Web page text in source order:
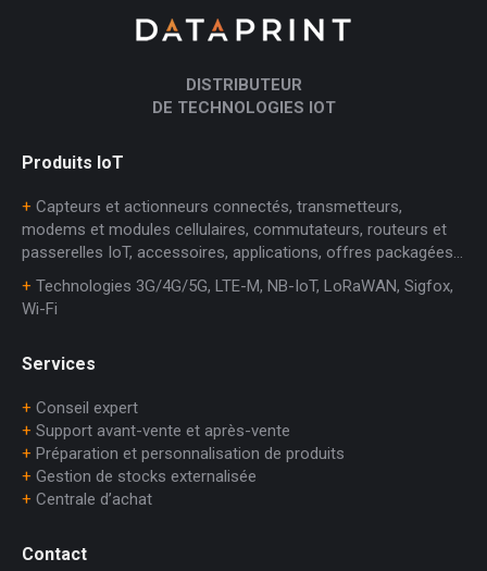
DISTRIBUTEUR
DE TECHNOLOGIES IOT
Produits IoT
+ Capteurs et actionneurs connectés, transmetteurs,
modems et modules cellulaires, commutateurs, routeurs et
passerelles IoT, accessoires, applications, offres packagées…
+ Technologies 3G/4G/5G, LTE-M, NB-IoT, LoRaWAN, Sigfox,
Wi-Fi
Services
+ Conseil expert
+ Support avant-vente et après-vente
+ Préparation et personnalisation de produits
+ Gestion de stocks externalisée
+ Centrale d’achat
Contact